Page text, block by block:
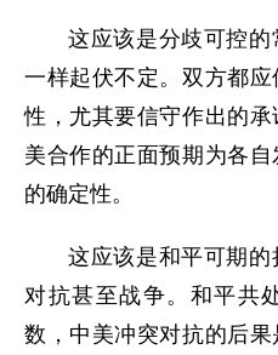
这应该是分歧可控
一样起伏不定。双方都
性，尤其要信守作出的
美合作的正面预期为各
的确定性。
这应该是和平可期
对抗甚至战争。和平共
数，中美冲突对抗的后